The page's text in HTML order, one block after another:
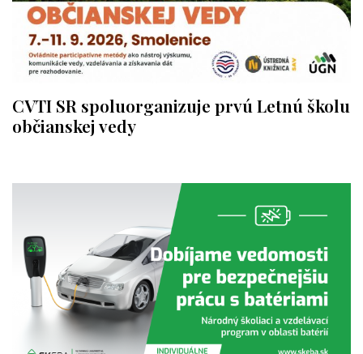
CVTI SR spoluorganizuje prvú Letnú školu
občianskej vedy